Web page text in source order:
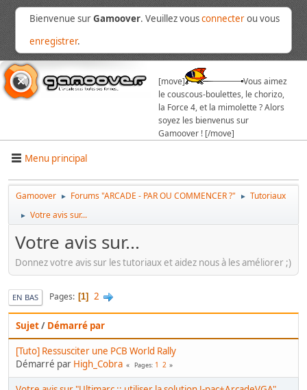
Bienvenue surGamoover. Veuillez vousconnecterou vous
enregistrer.
[move]
Vous aimez
le couscous-boulettes, le chorizo,
la Force 4, et la mimolette ? Alors
soyez les bienvenus sur
Gamoover ! [/move]
Menu principal
Gamoover ► Forums "ARCADE - PAR OU COMMENCER ?" ► Tutoriaux
► Votre avis sur...
Votre avis sur...
Donnez votre avis sur les tutoriaux et aidez nous à les améliorer ;)
EN BAS Pages 1 2
Sujet/ Démarré par
[Tuto] Ressusciter une PCB World Rally
Démarré par High_Cobra Pages 1 2